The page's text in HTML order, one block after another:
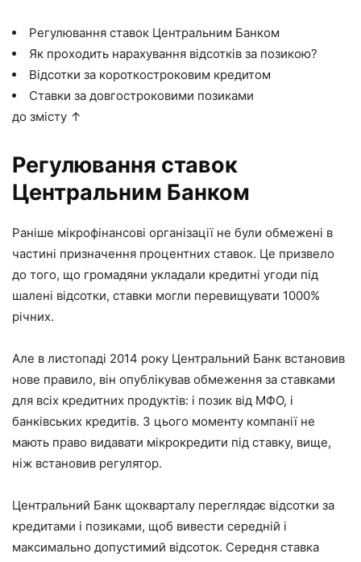
Регулювання ставок Центральним Банком
Як проходить нарахування відсотків за позикою?
Відсотки за короткостроковим кредитом
Ставки за довгостроковими позиками
до змісту ↑
Регулювання ставок
Центральним Банком
Раніше мікрофінансові організації не були обмежені в
частині призначення процентних ставок. Це призвело
до того, що громадяни укладали кредитні угоди під
шалені відсотки, ставки могли перевищувати 1000%
річних.
Але в листопаді 2014 року Центральний Банк встановив
нове правило, він опублікував обмеження за ставками
для всіх кредитних продуктів: і позик від МФО, і
банківських кредитів. З цього моменту компанії не
мають право видавати мікрокредити під ставку, вище,
ніж встановив регулятор.
Центральний Банк щокварталу переглядає відсотки за
кредитами і позиками, щоб вивести середній і
максимально допустимий відсоток. Середня ставка